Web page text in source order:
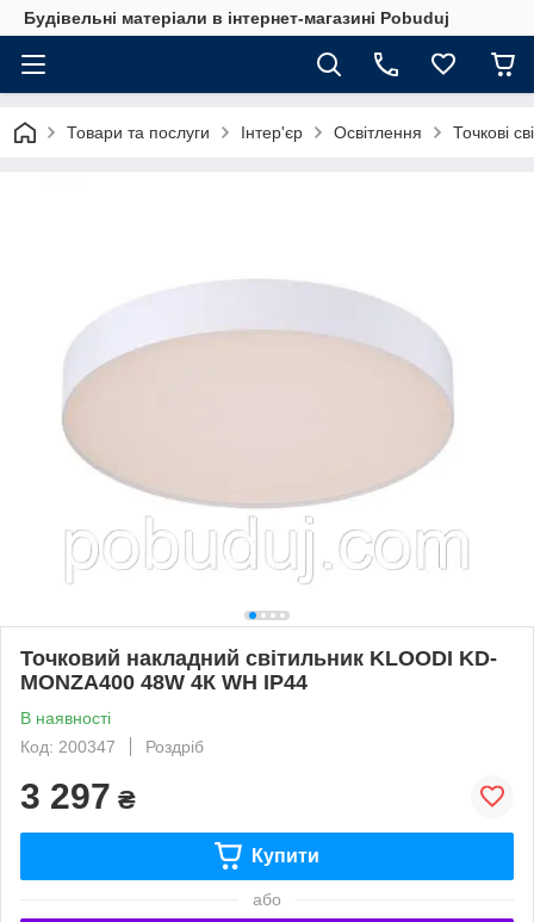
Будівельні матеріали в інтернет-магазині Pobuduj
Товари та послуги Інтер'єр Освітлення Точкові
Точковий накладний світильник KLOODI KD-
MONZA400 48W 4К WH IP44
В наявності
Код: 200347
Роздріб
3 297 ₴
Купити
або